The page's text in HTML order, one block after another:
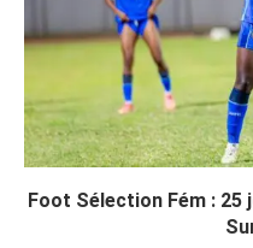
Foot Sélection Fém : 25